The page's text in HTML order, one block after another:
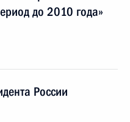
до 2010 года»
России